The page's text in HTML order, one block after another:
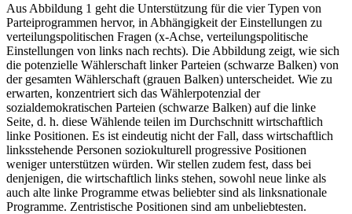
Aus Abbildung 1 geht die Unterstützung für die vier Typen von
Parteiprogrammen hervor, in Abhängigkeit der Einstellungen zu
verteilungspolitischen Fragen (x-Achse, verteilungspolitische
Einstellungen von links nach rechts). Die Abbildung zeigt, wie sich
die potenzielle Wählerschaft linker Parteien (schwarze Balken) von
der gesamten Wählerschaft (grauen Balken) unterscheidet. Wie zu
erwarten, konzentriert sich das Wählerpotenzial der
sozialdemokratischen Parteien (schwarze Balken) auf die linke
Seite, d. h. diese Wählende teilen im Durchschnitt wirtschaftlich
linke Positionen. Es ist eindeutig nicht der Fall, dass wirtschaftlich
linksstehende Personen soziokulturell progressive Positionen
weniger unterstützen würden. Wir stellen zudem fest, dass bei
denjenigen, die wirtschaftlich links stehen, sowohl neue linke als
auch alte linke Programme etwas beliebter sind als linksnationale
Programme. Zentristische Positionen sind am unbeliebtesten.